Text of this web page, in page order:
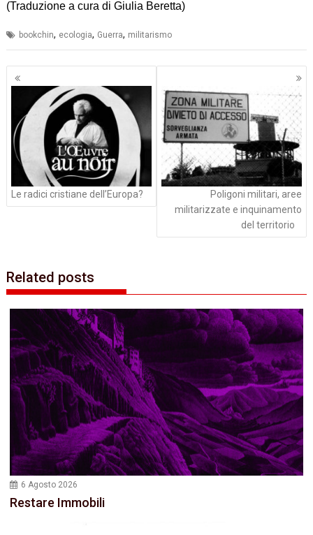
(Traduzione a cura di Giulia Beretta)
bookchin, ecologia, Guerra, militarismo
Navigazione
articoli
Le radici cristiane dell’Europa?
Poligoni militari, aree
militarizzate e inquinamento
del territorio
Related posts
6 Agosto 2026
Restare Immobili